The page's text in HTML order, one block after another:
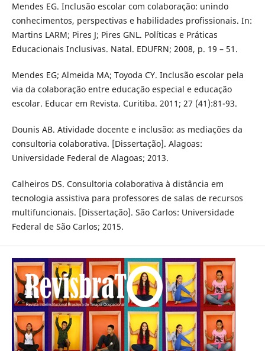
Mendes EG. Inclusão escolar com colaboração: unindo
conhecimentos, perspectivas e habilidades profissionais. In:
Martins LARM; Pires J; Pires GNL. Políticas e Práticas
Educacionais Inclusivas. Natal. EDUFRN; 2008, p. 19 – 51.
Mendes EG; Almeida MA; Toyoda CY. Inclusão escolar pela
via da colaboração entre educação especial e educação
escolar. Educar em Revista. Curitiba. 2011; 27 (41):81-93.
Dounis AB. Atividade docente e inclusão: as mediações da
consultoria colaborativa. [Dissertação]. Alagoas:
Universidade Federal de Alagoas; 2013.
Calheiros DS. Consultoria colaborativa à distância em
tecnologia assistiva para professores de salas de recursos
multifuncionais. [Dissertação]. São Carlos: Universidade
Federal de São Carlos; 2015.